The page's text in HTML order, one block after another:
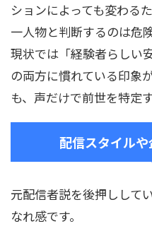
ションによっても変わる
一人物と判断するのは危険
現状では「経験者らしい
の両方に慣れている印象
も、声だけで前世を特定
配信スタイル
元配信者説を後押しして
なれ感です。